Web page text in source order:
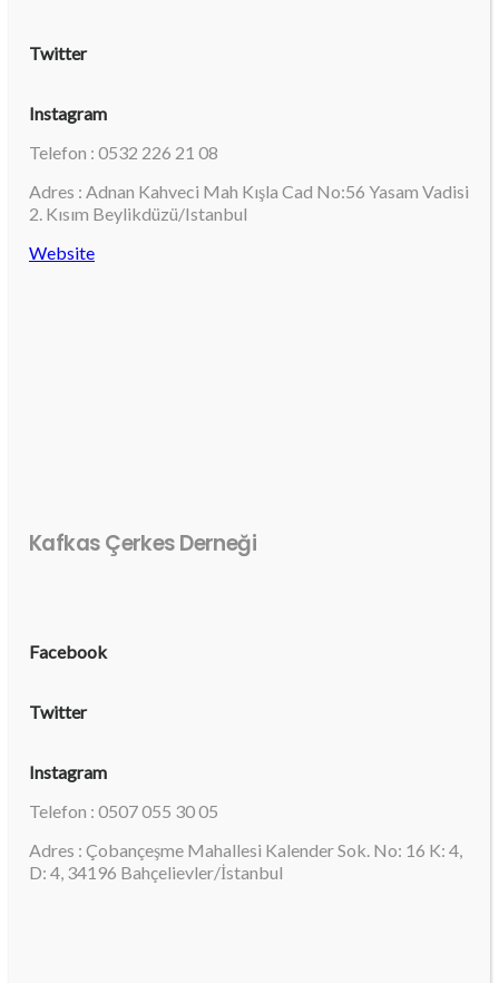
Twitter
Instagram
Telefon : 0532 226 21 08
Adres : Adnan Kahveci Mah Kışla Cad No:56 Yasam Vadisi
2. Kısım Beylikdüzü/Istanbul
Website
Kafkas Çerkes Derneği
Facebook
Twitter
Instagram
Telefon : 0507 055 30 05
Adres : Çobançeşme Mahallesi Kalender Sok. No: 16 K: 4,
D: 4, 34196 Bahçelievler/İstanbul